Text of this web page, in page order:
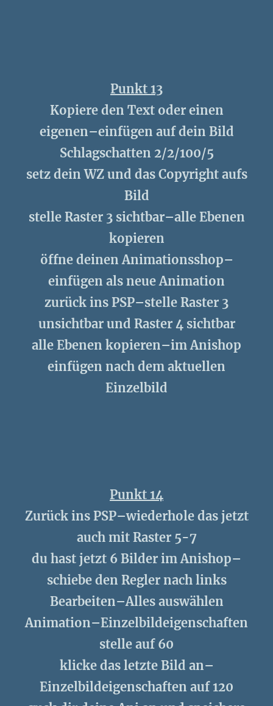
Punkt 13
Kopiere den Text oder einen
eigenen–einfügen auf dein Bild
Schlagschatten 2/2/100/5
setz dein WZ und das Copyright aufs
Bild
stelle Raster 3 sichtbar–alle Ebenen
kopieren
öffne deinen Animationsshop–
einfügen als neue Animation
zurück ins PSP–stelle Raster 3
unsichtbar und Raster 4 sichtbar
alle Ebenen kopieren–im Anishop
einfügen nach dem aktuellen
Einzelbild
Punkt 14
Zurück ins PSP–wiederhole das jetzt
auch mit Raster 5-7
du hast jetzt 6 Bilder im Anishop–
schiebe den Regler nach links
Bearbeiten–Alles auswählen
Animation–Einzelbildeigenschaften
stelle auf 60
klicke das letzte Bild an–
Einzelbildeigenschaften auf 120